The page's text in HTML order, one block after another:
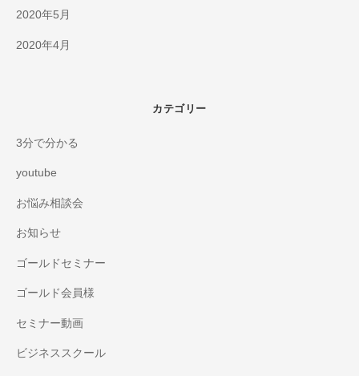
2020年5月
2020年4月
カテゴリー
3分で分かる
youtube
お悩み相談会
お知らせ
ゴールドセミナー
ゴールド会員様
セミナー動画
ビジネススクール